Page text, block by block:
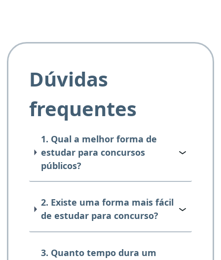
Dúvidas
frequentes
1. Qual a melhor forma de
estudar para concursos
públicos?
2. Existe uma forma mais fácil
de estudar para concurso?
3. Quanto tempo dura um